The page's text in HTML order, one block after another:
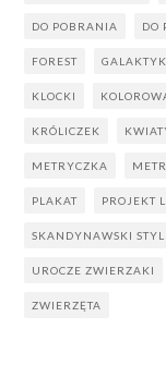
DO POBRANIA DO
FOREST
KLOCKI
KRÓLICZEK
METRYCZKA
PLAKAT PROJEKT
SKANDYNAWSKI STYL
UROCZE ZWIERZAKI
ZWIERZĘTA